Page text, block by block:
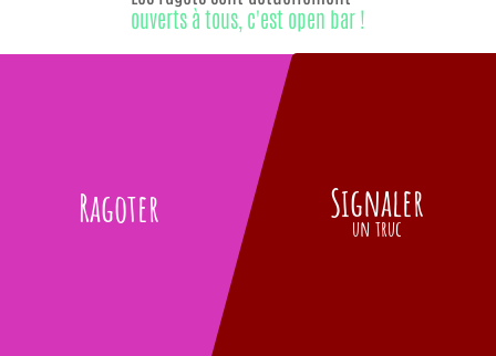
Ragoter
ouverts à tous, c'est open bar !
Signaler
un truc